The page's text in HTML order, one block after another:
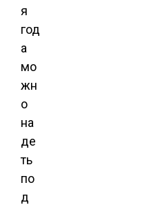
я
год
а
мо
жн
о
на
де
ть
по
д